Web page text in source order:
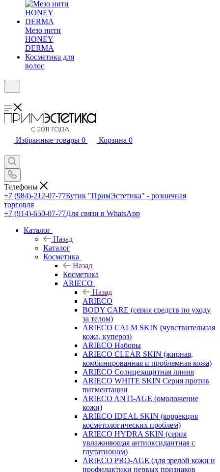
Мезо нити
HONEY
DERMA
Косметика для
волос
Избранные товары 0 Корзина 0
Телефоны
+7 (984)-212-07-77Бутик "ПримЭстетика" - розничная
торговля
+7 (914)-650-07-77Для связи в WhatsApp
Каталог
Назад
Каталог
Косметика
Назад
Косметика
ARIECO
Назад
ARIECO
BODY CARE (серия средств по уходу
за телом)
ARIECO CALM SKIN (чувствительная
кожа, купероз)
ARIECO Наборы
ARIECO CLEAR SKIN (жирная,
комбинированная и проблемная кожа)
ARIECO Солнцезащитная линия
ARIECO WHITE SKIN Серия против
пигментации
ARIECO ANTI-AGE (омоложение
кожи)
ARIECO IDEAL SKIN (коррекция
косметологических проблем)
ARIECO HYDRA SKIN (серия
увлажняющая антиоксидантная с
глутатионом)
ARIECO PRO-AGE (для зрелой кожи и
профилактики первых признаков